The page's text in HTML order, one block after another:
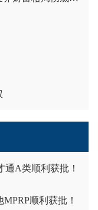
A类顺利获批！
顺利获批！